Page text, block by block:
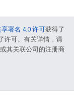
署名 4.0 许可获得了
许可。有关详情，请
其关联公司的注册商